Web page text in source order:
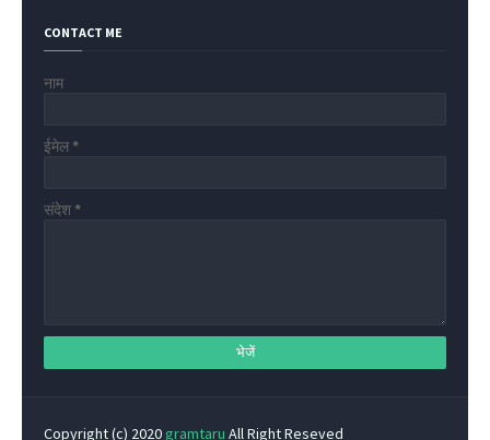
CONTACT ME
नाम
ईमेल *
संदेश *
Copyright (c) 2020 gramtaru All Right Reseved